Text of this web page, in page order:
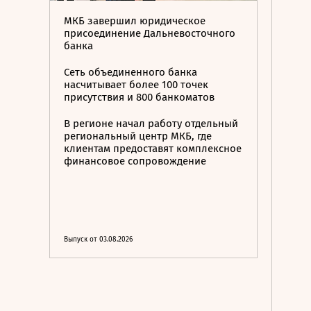
МКБ завершил юридическое
присоединение Дальневосточного
банка
Сеть объединенного банка
насчитывает более 100 точек
присутствия и 800 банкоматов
В регионе начал работу отдельный
региональный центр МКБ, где
клиентам предоставят комплексное
финансовое сопровождение
Выпуск от 03.08.2026